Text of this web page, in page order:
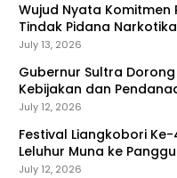
Wujud Nyata Komitmen
Tindak Pidana
Gagalkan Peredaran 3
July 13, 2026
Gubernur Sultra
Kebijakan dan
Pengembangan
July 12, 2026
Festival Liangkobori
Leluhur Muna ke
July 12, 2026